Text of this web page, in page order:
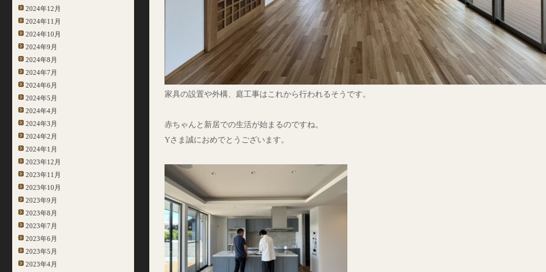
2024年12月
2024年11月
2024年10月
2024年9月
2024年8月
2024年7月
2024年6月
2024年5月
2024年4月
2024年3月
2024年2月
2024年1月
2023年12月
2023年11月
2023年10月
2023年9月
2023年8月
2023年7月
2023年6月
2023年5月
2023年4月
家具の設置や外構、庭工事はこれから行われるそうです。
赤ちゃんと新居での生活が始まるのですね。
Yさま誠におめでとうございます。